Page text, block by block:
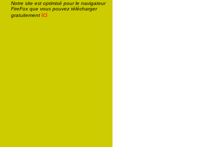
Notre site est optimisé pour le navigateur
FireFox que vous pouvez télécharger
gratuitement ici